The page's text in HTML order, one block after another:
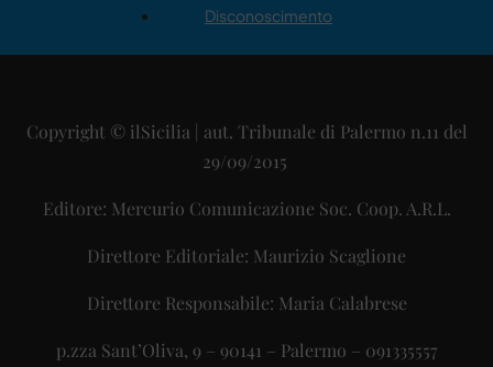
Disconoscimento
Copyright © ilSicilia | aut. Tribunale di Palermo n.11 del
29/09/2015
Editore: Mercurio Comunicazione Soc. Coop. A.R.L.
Direttore Editoriale: Maurizio Scaglione
Direttore Responsabile: Maria Calabrese
p.zza Sant’Oliva, 9 – 90141 – Palermo – 091335557